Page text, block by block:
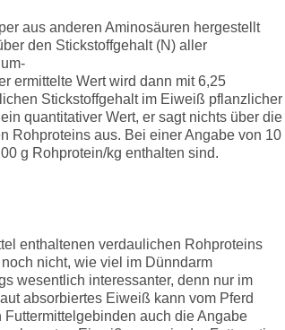
aus anderen Aminosäuren hergestellt
den Stickstoffgehalt (N) aller
ermittelte Wert wird dann mit 6,25
Stickstoffgehalt im Eiweiß pflanzlicher
quantitativer Wert, er sagt nichts über die
Rohproteins aus. Bei einer Angabe von 10
g Rohprotein/kg enthalten sind.
enthaltenen verdaulichen Rohproteins
nicht, wie viel im Dünndarm
wesentlich interessanter, denn nur im
absorbiertes Eiweiß kann vom Pferd
auch die Angabe